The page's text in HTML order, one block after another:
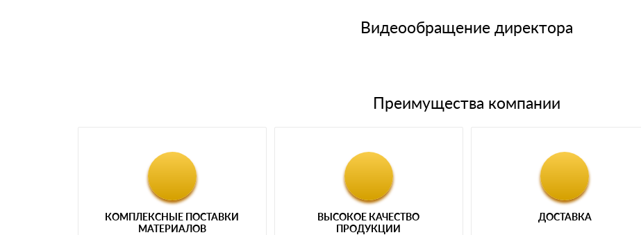
Мы принимаем платежи с сайта по следующим банковским картамВидеообращение директора
Преимущества компании
КОМПЛЕКСНЫЕ ПОСТАВКИ
МАТЕРИАЛОВ
ВЫСОКОЕ КАЧЕСТВО
ПРОДУКЦИИ
ДОСТАВКА